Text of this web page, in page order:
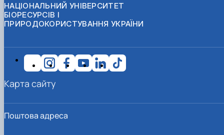
НАЦІОНАЛЬНИЙ УНІВЕРСИТЕТ
БІОРЕСУРСІВ І
ПРИРОДОКОРИСТУВАННЯ УКРАЇНИ
Поштова адреса
Карта сайту